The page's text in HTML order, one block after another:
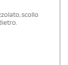
scollo